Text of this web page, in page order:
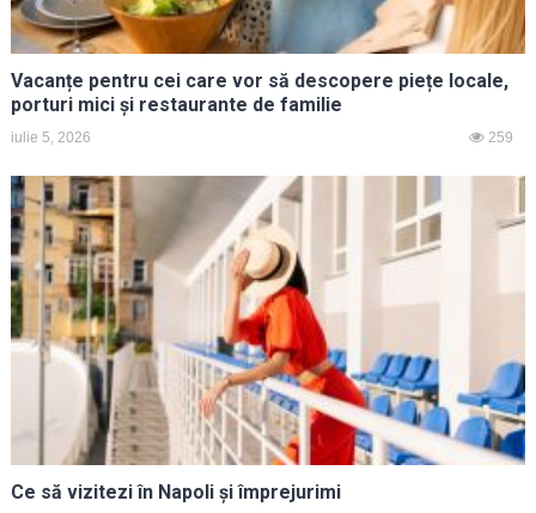
Vacanțe pentru cei care vor să descopere piețe locale,
porturi mici și restaurante de familie
iulie 5, 2026 259
Ce să vizitezi în Napoli și împrejurimi